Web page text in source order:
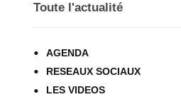
Toute l'actualité
AGENDA
RESEAUX SOCIAUX
LES VIDEOS